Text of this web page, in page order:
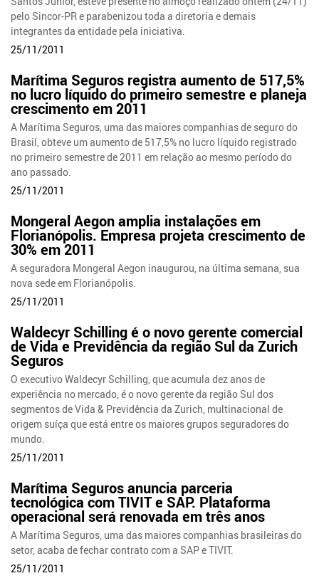
pelo Sincor-PR e parabenizou toda a diretoria e demais
integrantes da entidade pela iniciativa.
25/11/2011
Marítima Seguros registra aumento de 517,5%
no lucro líquido do primeiro semestre e planeja
crescimento em 2011
A Marítima Seguros, uma das maiores companhias de seguro do
Brasil, obteve um aumento de 517,5% no lucro líquido registrado
no primeiro semestre de 2011 em relação ao mesmo período do
ano passado.
25/11/2011
Mongeral Aegon amplia instalações em
Florianópolis. Empresa projeta crescimento de
30% em 2011
A seguradora Mongeral Aegon inaugurou, na última semana, sua
nova sede em Florianópolis.
25/11/2011
Waldecyr Schilling é o novo gerente comercial
de Vida e Previdência da região Sul da Zurich
Seguros
O executivo Waldecyr Schilling, que acumula dez anos de
experiência no mercado, é o novo gerente da região Sul dos
segmentos de Vida & Previdência da Zurich, multinacional de
origem suíça que está entre os maiores grupos seguradores do
mundo.
25/11/2011
Marítima Seguros anuncia parceria
tecnológica com TIVIT e SAP. Plataforma
operacional será renovada em três anos
A Marítima Seguros, uma das maiores companhias brasileiras do
setor, acaba de fechar contrato com a SAP e TIVIT.
25/11/2011